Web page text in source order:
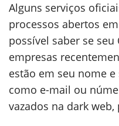
Alguns serviços
processos abertos
possível saber se seu
empresas
estão em seu nome
como e-mail ou
vazados na dark